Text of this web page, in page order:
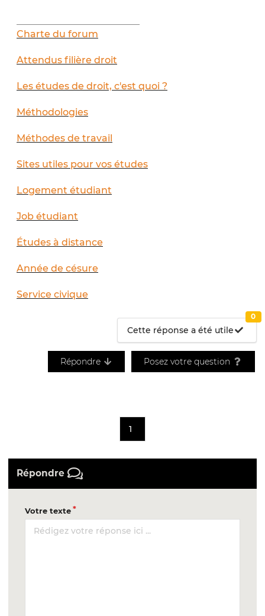
Charte du forum
Attendus filière droit
Les études de droit, c'est quoi ?
Méthodologies
Méthodes de travail
Sites utiles pour vos études
Logement étudiant
Job étudiant
Études à distance
Année de césure
Service civique
Cette réponse a été utile
0
Répondre Posez votre question
1
Répondre
Votre texte